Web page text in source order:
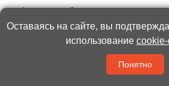
флешмоб: люди «дарят»
Трампу медали, значки,
Оставаясь на сайте, вы
использование
Понятно